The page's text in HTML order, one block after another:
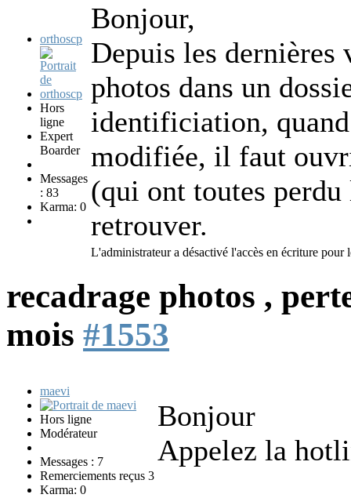
orthoscp
Hors
ligne
Expert
Boarder
Messages
: 83
Karma: 0
Bonjour,
Depuis les
photos dans un
identificiation,
modifiée, il faut
(qui ont toutes
retrouver.
L'administrateur a désactivé l'accès en écriture pour
recadrage photos ,
mois #1553
maevi
Hors ligne
Modérateur
Messages : 7
Remerciements reçus 3
Karma: 0
Bonjour
Appelez la